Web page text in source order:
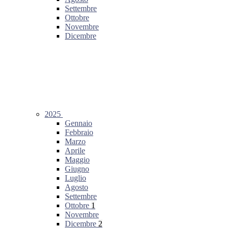
Settembre
Ottobre
Novembre
Dicembre
2025
Gennaio
Febbraio
Marzo
Aprile
Maggio
Giugno
Luglio
Agosto
Settembre
Ottobre 1
Novembre
Dicembre 2